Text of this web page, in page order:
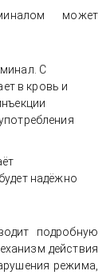
может
С
в кровь и
надёжно
подробную
действия
режима,